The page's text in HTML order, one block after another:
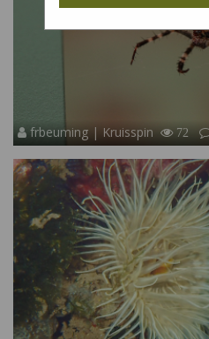
frbeuming | Kruisspin 72